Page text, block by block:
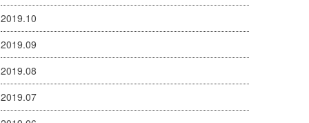
2019.10
2019.09
2019.08
2019.07